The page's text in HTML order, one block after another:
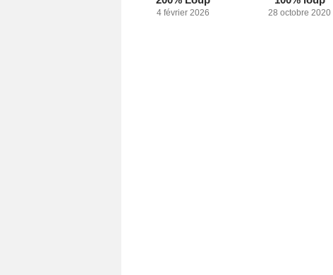
4 février 2026 28 octobre 2020